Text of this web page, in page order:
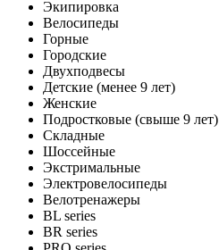
Экипировка
Велосипеды
Горные
Городские
Двухподвесы
Детские (менее 9 лет)
Женские
Подростковые (свыше 9 лет)
Складные
Шоссейные
Экстримальные
Электровелосипеды
Велотренажеры
BL series
BR series